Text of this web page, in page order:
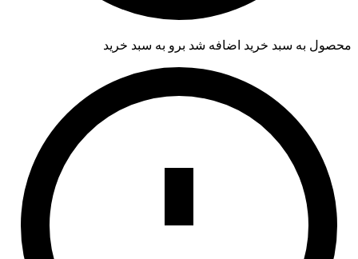
محصول به سبد خرید اضافه شد برو به سبد خرید